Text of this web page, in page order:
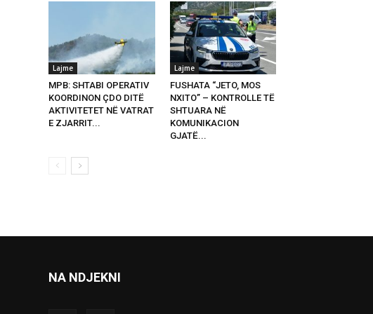
Lajme
MPB: SHTABI OPERATIV
KOORDINON ÇDO DITË
AKTIVITETET NË VATRAT
E ZJARRIT...
Lajme
FUSHATA “JETO, MOS
NXITO” – KONTROLLE TË
SHTUARA NË
KOMUNIKACION
GJATË...
NA NDJEKNI